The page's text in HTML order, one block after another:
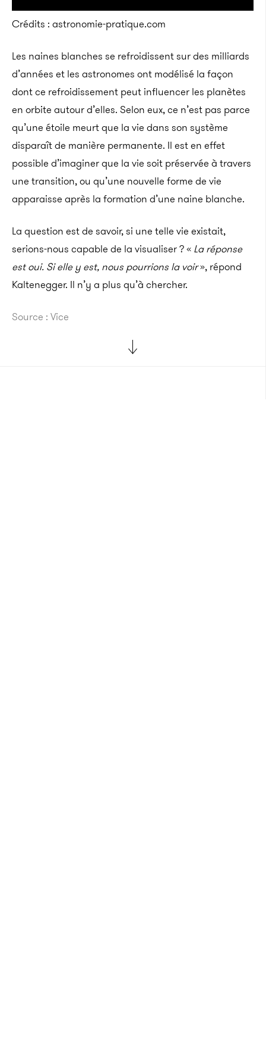
Crédits : astronomie-pratique.com
Les naines blanches se refroidissent sur des milliards
d’années et les astronomes ont modélisé la façon
dont ce refroidissement peut influencer les planètes
en orbite autour d’elles. Selon eux, ce n’est pas parce
qu’une étoile meurt que la vie dans son système
disparaît de manière permanente. Il est en effet
possible d’imaginer que la vie soit préservée à travers
une transition, ou qu’une nouvelle forme de vie
apparaisse après la formation d’une naine blanche.
La question est de savoir, si une telle vie existait,
serions-nous capable de la visualiser ? « La réponse
est oui. Si elle y est, nous pourrions la voir», répond
Kaltenegger. Il n’y a plus qu’à chercher.
Source : Vice